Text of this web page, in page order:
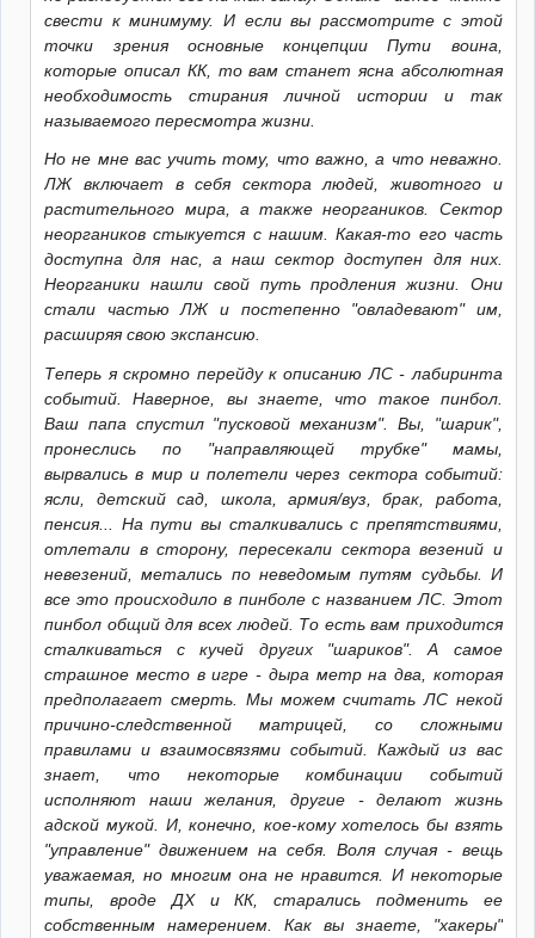
свести к минимуму. И если вы рассмотрите с этой
точки зрения основные концепции Пути воина,
которые описал КК, то вам станет ясна абсолютная
необходимость стирания личной истории и так
называемого пересмотра жизни.
Но не мне вас учить тому, что важно, а что неважно.
ЛЖ включает в себя сектора людей, животного и
растительного мира, а также неоргаников. Сектор
неоргаников стыкуется с нашим. Какая-то его часть
доступна для нас, а наш сектор доступен для них.
Неорганики нашли свой путь продления жизни. Они
стали частью ЛЖ и постепенно "овладевают" им,
расширяя свою экспансию.
Теперь я скромно перейду к описанию ЛС - лабиринта
событий. Наверное, вы знаете, что такое пинбол.
Ваш папа спустил "пусковой механизм". Вы, "шарик",
пронеслись по "направляющей трубке" мамы,
вырвались в мир и полетели через сектора событий:
ясли, детский сад, школа, армия/вуз, брак, работа,
пенсия... На пути вы сталкивались с препятствиями,
отлетали в сторону, пересекали сектора везений и
невезений, метались по неведомым путям судьбы. И
все это происходило в пинболе с названием ЛС. Этот
пинбол общий для всех людей. То есть вам приходится
сталкиваться с кучей других "шариков". А самое
страшное место в игре - дыра метр на два, которая
предполагает смерть. Мы можем считать ЛС некой
причино-следственной матрицей, со сложными
правилами и взаимосвязями событий. Каждый из вас
знает, что некоторые комбинации событий
исполняют наши желания, другие - делают жизнь
адской мукой. И, конечно, кое-кому хотелось бы взять
"управление" движением на себя. Воля случая - вещь
уважаемая, но многим она не нравится. И некоторые
типы, вроде ДХ и КК, старались подменить ее
собственным намерением. Как вы знаете, "хакеры"